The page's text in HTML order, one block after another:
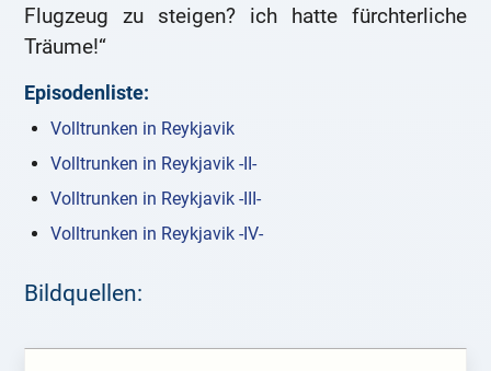
Flugzeug zu steigen? ich hatte fürchterliche
Träume!“
Episodenliste:
Volltrunken in Reykjavik
Volltrunken in Reykjavik -II-
Volltrunken in Reykjavik -III-
Volltrunken in Reykjavik -IV-
Bildquellen: